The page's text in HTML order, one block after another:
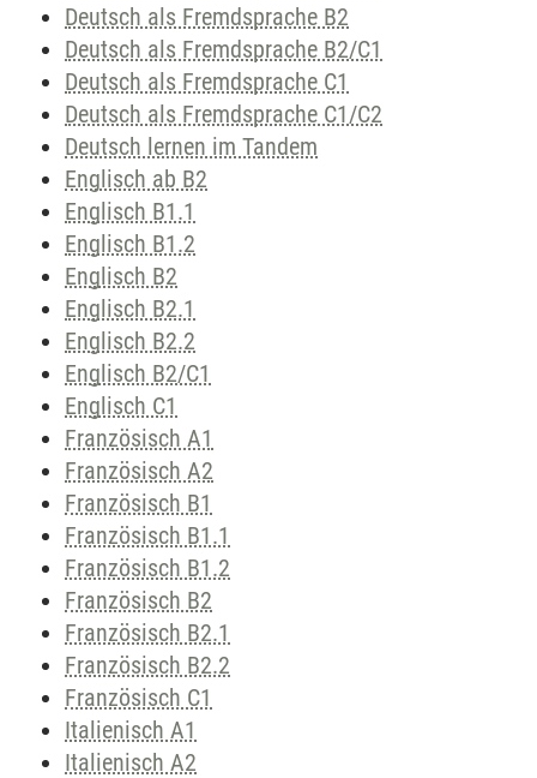
Deutsch als Fremdsprache B2
Deutsch als Fremdsprache B2/C1
Deutsch als Fremdsprache C1
Deutsch als Fremdsprache C1/C2
Deutsch lernen im Tandem
Englisch ab B2
Englisch B1.1
Englisch B1.2
Englisch B2
Englisch B2.1
Englisch B2.2
Englisch B2/C1
Englisch C1
Französisch A1
Französisch A2
Französisch B1
Französisch B1.1
Französisch B1.2
Französisch B2
Französisch B2.1
Französisch B2.2
Französisch C1
Italienisch A1
Italienisch A2